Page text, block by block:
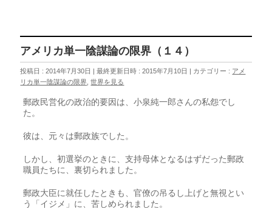
アメリカ単一陰謀論の限界（１４）
投稿日 : 2014年7月30日 最終更新日時 : 2015年7月10日 カテゴリー : アメ
リカ単一陰謀論の限界 ,世界を見る
郵政民営化の政治的要因は、小泉純一郎さんの私怨でし
た。
彼は、元々は郵政族でした。
しかし、初選挙のときに、支持母体となるはずだった郵政
職員たちに、裏切られました。
郵政大臣に就任したときも、官僚の吊るし上げと無視とい
う「イジメ」に、苦しめられました。